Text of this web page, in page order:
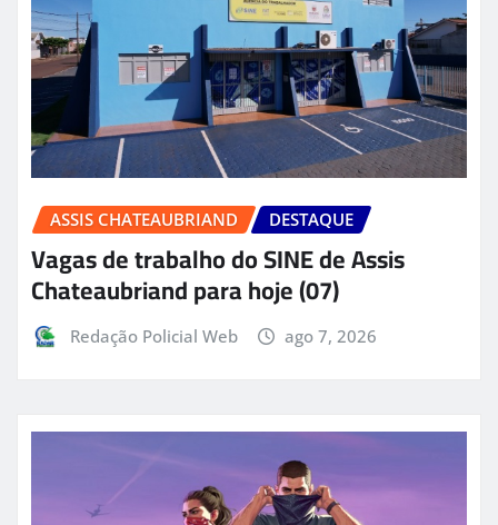
ASSIS CHATEAUBRIAND DESTAQUE
Vagas de trabalho do SINE de Assis
Chateaubriand para hoje (07)
Redação Policial Web ago 7, 2026